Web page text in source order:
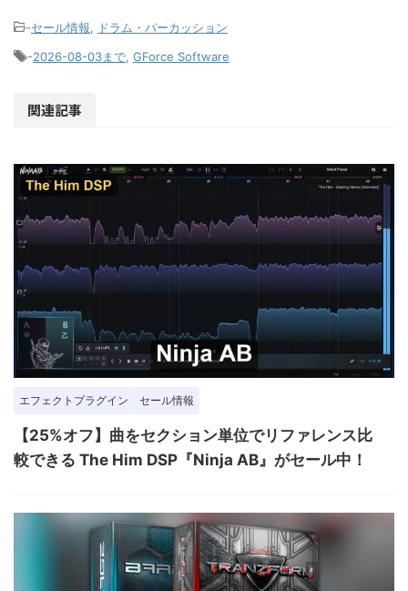
-セール情報
ドラム・パーカッション
-2026-08-03まで GForce Software
関連記事
エフェクトプラグイン セール情報
【25%オフ】曲をセクション単位でリファレンス比
較できる The Him DSP『Ninja AB』がセール中！